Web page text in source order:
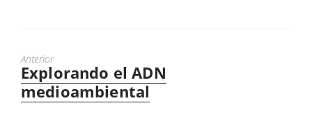
Anterior
Entrada
anterior:
Explorando el ADN
medioambiental